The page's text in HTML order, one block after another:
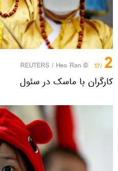
2
/17
©
REUTERS / Heo Ran
کارگران با ماسک در سئول